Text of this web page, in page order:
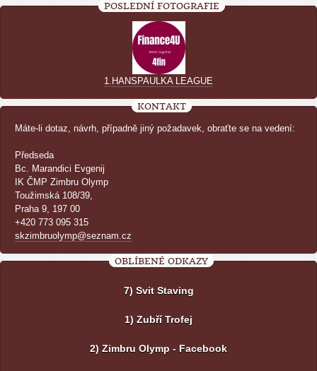
POSLEDNÍ FOTOGRAFIE
1.HANSPAULKA LEAGUE
KONTAKT
Máte-li dotaz, návrh, případně jiný požadavek, obraťte se na vedení:
Předseda
Bc. Marandici Evgenij
IK ČMP Zimbru Olymp
Toužimská 108/39,
Praha 9, 197 00
+420 773 095 315
skzimbruolymp@seznam.cz
OBLÍBENÉ ODKAZY
7) Svit Staving
1) Zubří Trofej
2) Zimbru Olymp - Facebook